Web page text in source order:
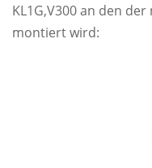
KL1G,V300 an den
montiert wird: